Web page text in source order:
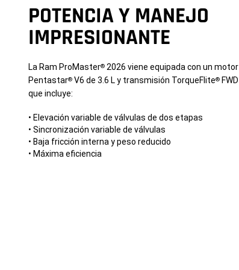
POTENCIA Y MANEJO
IMPRESIONANTE
La Ram ProMaster®2026 viene equipada con un motor
Pentastar®V6 de 3.6 L y transmisión TorqueFlite®FWD
que incluye:
• Elevación variable de válvulas de dos etapas
• Sincronización variable de válvulas
• Baja fricción interna y peso reducido
• Máxima eficiencia